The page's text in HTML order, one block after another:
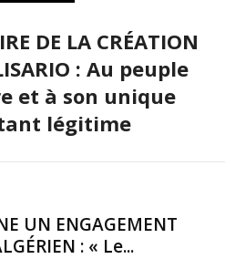
DE LA CRÉATION
: Au peuple
et à son unique
légitime
UN ENGAGEMENT
: « Le...